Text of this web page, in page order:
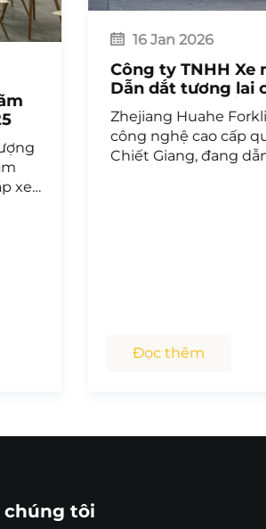
Xe nâng Zhejiang Huaye:
lai của ngành xử lý vật
bằng đổi mới và độ tin cậy
Forklift, một doanh nghiệp
cấp quốc gia tại Thái Châu,
dẫn dắt tương lai xử lý vật
các giải pháp xe công
đổi mới, đáng tin cậy cho
chúng tôi